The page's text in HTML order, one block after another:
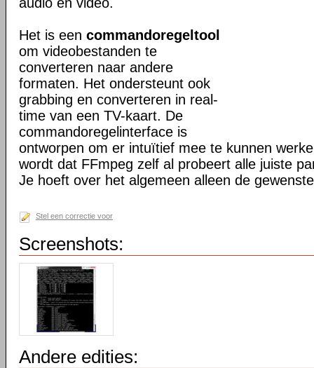
Het is een commandoregeltool
om videobestanden te
converteren naar andere
formaten. Het ondersteunt ook
grabbing en converteren in real-
time van een TV-kaart. De
commandoregelinterface is
ontworpen om er intuïtief mee te kunnen
wordt dat FFmpeg zelf al probeert alle juiste
Je hoeft over het algemeen alleen de
Stel een correctie voor
Screenshots:
Andere edities: